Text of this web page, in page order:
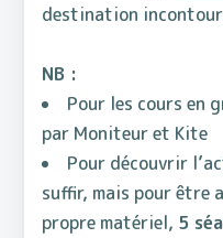
destination
NB :
Pour les cours en
par Moniteur et Kite
Pour découvrir
suffir, mais pour être
propre matériel, 5